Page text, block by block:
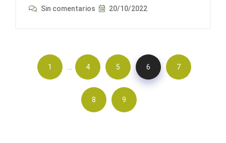
Sin comentarios 20/10/2022
1 … 4 5 6 7
8 9